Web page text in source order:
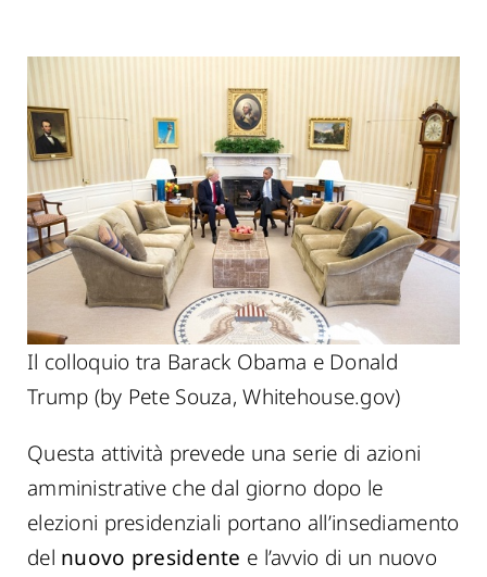
Il colloquio tra Barack Obama e Donald
Trump (by Pete Souza, Whitehouse.gov)
Questa attività prevede una serie di azioni
amministrative che dal giorno dopo le
elezioni presidenziali portano all’insediamento
del nuovo presidente e l’avvio di un nuovo